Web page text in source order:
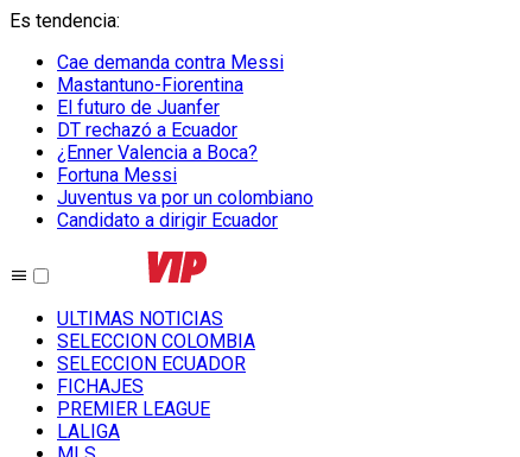
Es tendencia:
Cae demanda contra Messi
Mastantuno-Fiorentina
El futuro de Juanfer
DT rechazó a Ecuador
¿Enner Valencia a Boca?
Fortuna Messi
Juventus va por un colombiano
Candidato a dirigir Ecuador
ULTIMAS NOTICIAS
SELECCION COLOMBIA
SELECCION ECUADOR
FICHAJES
PREMIER LEAGUE
LALIGA